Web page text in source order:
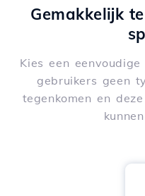
Gemakkelijk
Kies een
gebruikers geen
tegenkomen en